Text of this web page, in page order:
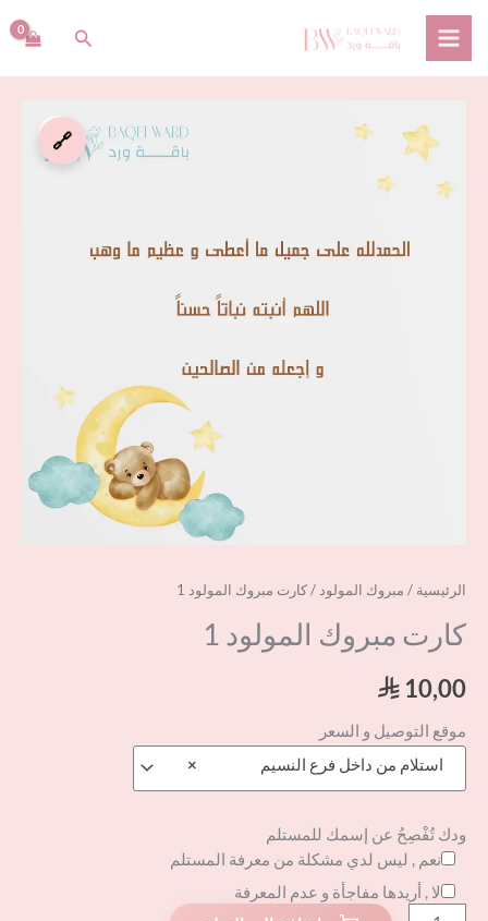
تخطي
المحتوى
البحث
🔗
الرئيسية / مبروك المولود / كارت مبروك المولود 1
كارت مبروك المولود 1
⃁ 10,00
موقع التوصيل و السعر
×
استلام من داخل فرع النسيم
ودك تُفْصِحُ عن إسمك للمستلم
نعم , ليس لدي مشكلة من معرفة المستلم
لا , أريدها مفاجأة و عدم المعرفة
كارت
المولود